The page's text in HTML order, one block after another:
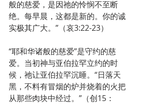
般的慈爱，是因祂的怜悯不至断
绝。每早晨，这都是新的。你的诚
实极其广大。”（哀3:22-23）
“耶和华诸般的慈爱”是守约的慈
爱。当初神与亚伯拉罕立约的时
候，祂让亚伯拉罕沉睡。“日落天
黑，不料有冒烟的炉并烧着的火把
从那些肉块中经过。”（创15：